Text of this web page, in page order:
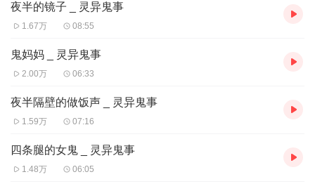
夜半的镜子 _ 灵异鬼事
1.67万 08:55
鬼妈妈 _ 灵异鬼事
2.00万 06:33
夜半隔壁的做饭声 _ 灵异鬼事
1.59万 07:16
四条腿的女鬼 _ 灵异鬼事
1.48万 06:05